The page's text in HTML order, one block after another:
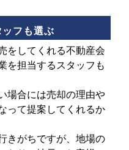
フも選ぶ
をしてくれる不動産会
を担当するスタッフも
場合には売却の理由や
って提案してくれるか
きがちですが、地場の